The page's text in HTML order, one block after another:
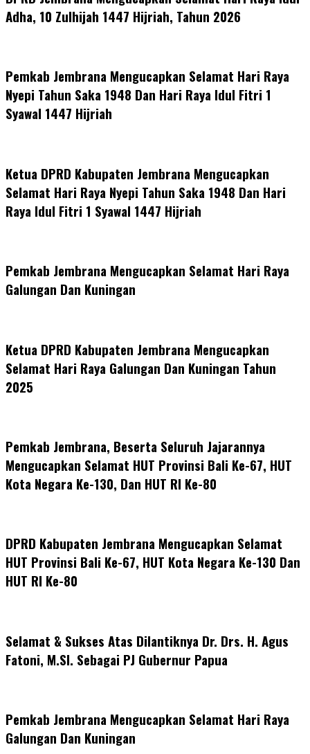
Adha, 10 Zulhijah 1447 Hijriah, Tahun 2026
Pemkab Jembrana Mengucapkan Selamat Hari Raya
Nyepi Tahun Saka 1948 Dan Hari Raya Idul Fitri 1
Syawal 1447 Hijriah
Ketua DPRD Kabupaten Jembrana Mengucapkan
Selamat Hari Raya Nyepi Tahun Saka 1948 Dan Hari
Raya Idul Fitri 1 Syawal 1447 Hijriah
Pemkab Jembrana Mengucapkan Selamat Hari Raya
Galungan Dan Kuningan
Ketua DPRD Kabupaten Jembrana Mengucapkan
Selamat Hari Raya Galungan Dan Kuningan Tahun
2025
Pemkab Jembrana, Beserta Seluruh Jajarannya
Mengucapkan Selamat HUT Provinsi Bali Ke-67, HUT
Kota Negara Ke-130, Dan HUT RI Ke-80
DPRD Kabupaten Jembrana Mengucapkan Selamat
HUT Provinsi Bali Ke-67, HUT Kota Negara Ke-130 Dan
HUT RI Ke-80
Selamat & Sukses Atas Dilantiknya Dr. Drs. H. Agus
Fatoni, M.SI. Sebagai PJ Gubernur Papua
Pemkab Jembrana Mengucapkan Selamat Hari Raya
Galungan Dan Kuningan